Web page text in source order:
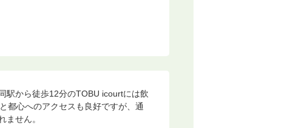
駅から徒歩12分のTOBU icourtには飲
都心へのアクセスも良好ですが、通
ません。